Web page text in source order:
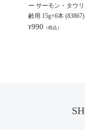
ー サーモン・タウ
齢用 15g×6本 (83867)
¥990 （税込）